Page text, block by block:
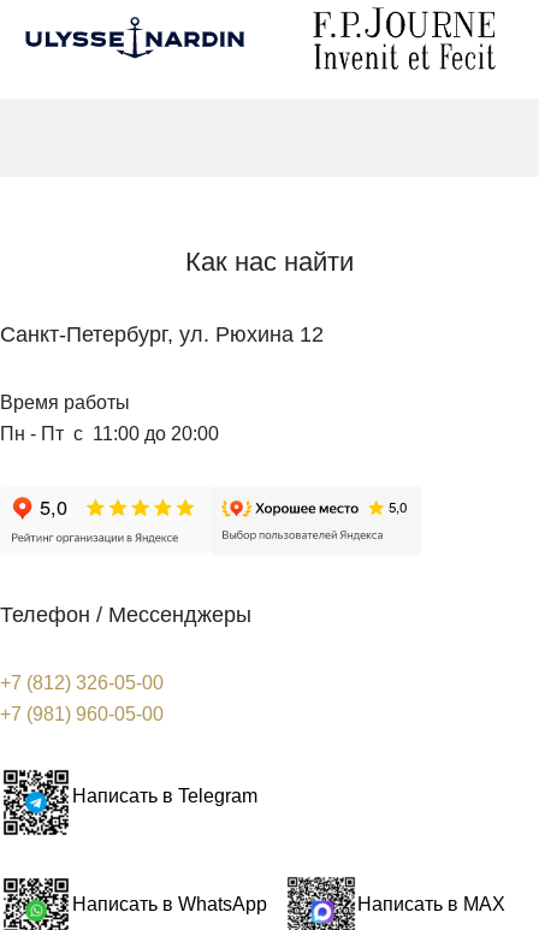
Как нас найти
Телефон / Мессенджеры
+7 (812) 326-05-00
+7 (981) 960-05-00
Написать в Telegram
Написать в WhatsApp Написать в MAX
Санкт-Петербург, ул. Рюхина 12
Время работы
Пн - Пт с 11:00 до 20:00